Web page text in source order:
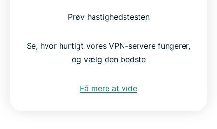
Prøv hastighedstesten
Se, hvor hurtigt vores VPN-servere fungerer,
og vælg den bedste
Få mere at vide